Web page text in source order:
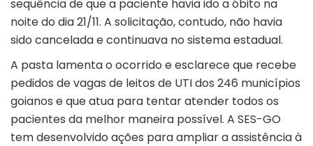
sequência de que a paciente havia ido a óbito na
noite do dia 21/11. A solicitação, contudo, não havia
sido cancelada e continuava no sistema estadual.
A pasta lamenta o ocorrido e esclarece que recebe
pedidos de vagas de leitos de UTI dos 246 municípios
goianos e que atua para tentar atender todos os
pacientes da melhor maneira possível. A SES-GO
tem desenvolvido ações para ampliar a assistência à